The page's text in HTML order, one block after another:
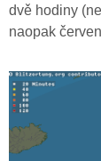
dvě hodiny
naopak